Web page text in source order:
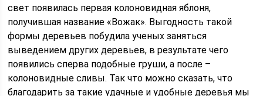
свет появилась первая колоновидная яблоня,
получившая название «Вожак». Выгодность такой
формы деревьев побудила ученых заняться
выведением других деревьев, в результате чего
появились сперва подобные груши, а после –
колоновидные сливы. Так что можно сказать, что
благодарить за такие удачные и удобные деревья мы